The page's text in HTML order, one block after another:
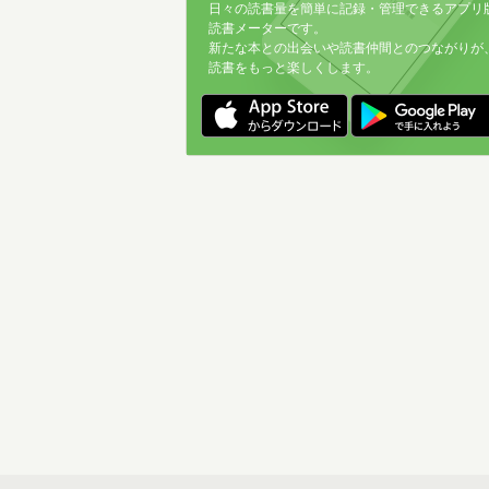
日々の読書量を簡単に記録・管理できるアプリ
読書メーターです。
新たな本との出会いや読書仲間とのつながりが
読書をもっと楽しくします。